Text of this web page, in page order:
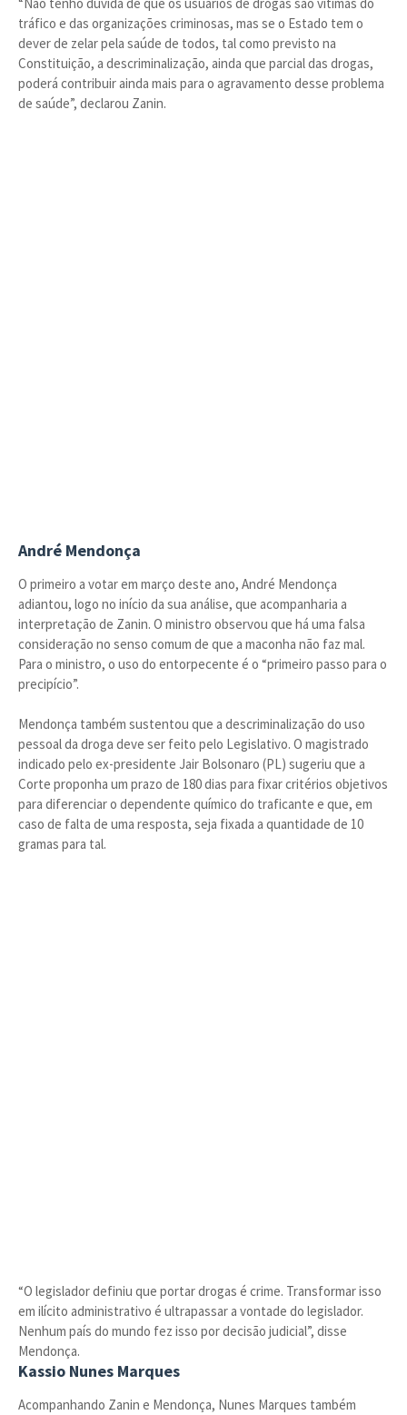
tráfico e das organizações criminosas, mas se o Estado tem o
dever de zelar pela saúde de todos, tal como previsto na
Constituição, a descriminalização, ainda que parcial das drogas,
poderá contribuir ainda mais para o agravamento desse problema
de saúde”, declarou Zanin.
André Mendonça
O primeiro a votar em março deste ano, André Mendonça
adiantou, logo no início da sua análise, que acompanharia a
interpretação de Zanin. O ministro observou que há uma falsa
consideração no senso comum de que a maconha não faz mal.
Para o ministro, o uso do entorpecente é o “primeiro passo para o
precipício”.
Mendonça também sustentou que a descriminalização do uso
pessoal da droga deve ser feito pelo Legislativo. O magistrado
indicado pelo ex-presidente Jair Bolsonaro (PL) sugeriu que a
Corte proponha um prazo de 180 dias para fixar critérios objetivos
para diferenciar o dependente químico do traficante e que, em
caso de falta de uma resposta, seja fixada a quantidade de 10
gramas para tal.
“O legislador definiu que portar drogas é crime. Transformar isso
em ilícito administrativo é ultrapassar a vontade do legislador.
Nenhum país do mundo fez isso por decisão judicial”, disse
Mendonça.
Kassio Nunes Marques
Acompanhando Zanin e Mendonça, Nunes Marques também